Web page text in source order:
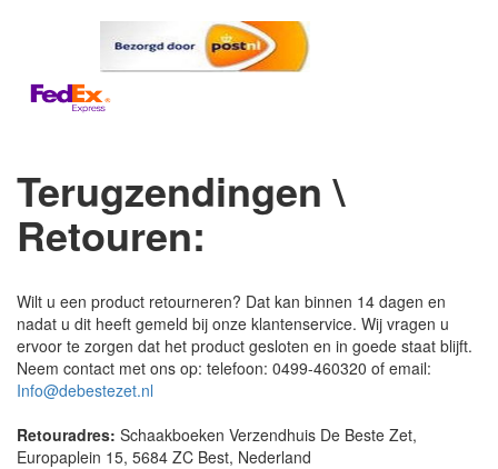
Terugzendingen \
Retouren:
Wilt u een product retourneren? Dat kan binnen 14 dagen en
nadat u dit heeft gemeld bij onze klantenservice. Wij vragen u
ervoor te zorgen dat het product gesloten en in goede staat blijft.
Neem contact met ons op: telefoon: 0499-460320 of email:
Info@debestezet.nl
Retouradres: Schaakboeken Verzendhuis De Beste Zet,
Europaplein 15, 5684 ZC Best, Nederland